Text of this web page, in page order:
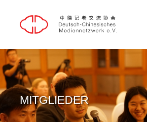
DE 中文
HOME
AUSBLICK
RÜCKBLICK
EINBLICK
MITGLIEDER